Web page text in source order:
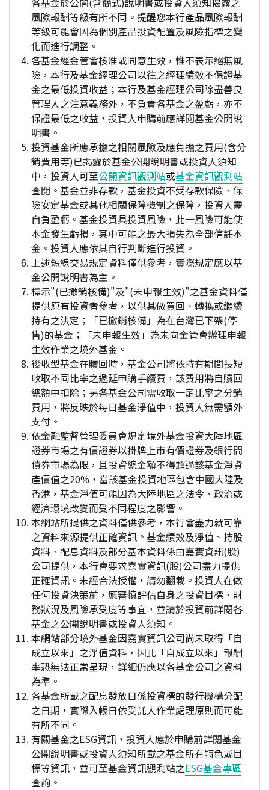
風險報酬等級有所不同。提醒您本行產品風險報酬
等級可能會因為個別產品投資配置及風險指標之變
化而進行調整。
各基金經金管會核准或同意生效，惟不表示絕無風
險，本行及基金經理公司以往之經理績效不保證基
金之最低投資收益；本行及基金經理公司除盡善良
管理人之注意義務外，不負責各基金之盈虧，亦不
保證最低之收益，投資人申購前應詳閱基金公開說
明書。
投資基金所應承擔之相關風險及應負擔之費用(含分
銷費用等)已揭露於基金公開說明書或投資人須知
中，投資人可至公開資訊觀測站或基金資訊觀測站
查閱。基金並非存款，基金投資不受存款保險、保
險安定基金或其他相關保障機制之保障，投資人需
自負盈虧。基金投資具投資風險，此一風險可能使
本金發生虧損，其中可能之最大損失為全部信託本
金。投資人應依其自行判斷進行投資。
上述短線交易規定資料僅供參考，實際規定應以基
金公開說明書為主。
標示"(已撤銷核備)"及"(未申報生效)"之基金資料僅
提供原有投資者參考，以供其做買回、轉換或繼續
持有之決定；「已撤銷核備」為在台灣已下架(停
售)的基金；「未申報生效」為未向金管會辦理申報
生效作業之境外基金。
後收型基金在贖回時，基金公司將依持有期間長短
收取不同比率之遞延申購手續費，該費用將自贖回
總額中扣除；另各基金公司需收取一定比率之分銷
費用，將反映於每日基金淨值中，投資人無需額外
支付。
依金融監督管理委員會規定境外基金投資大陸地區
證券市場之有價證券以掛牌上市有價證券及銀行間
債券市場為限，且投資總金額不得超過該基金淨資
產價值之20%，當該基金投資地區包含中國大陸及
香港，基金淨值可能因為大陸地區之法令、政治或
經濟環境改變而受不同程度之影響。
本網站所提供之資料僅供參考，本行會盡力就可靠
之資料來源提供正確資訊。基金績效及淨值、持股
資料、配息資料及部分基本資料係由嘉實資訊(股)
公司提供，本行會要求嘉實資訊(股)公司盡力提供
正確資訊。未經合法授權，請勿翻載。投資人在做
任何投資決策前，應審慎評估自身之投資目標、財
務狀況及風險承受度等事宜，並請於投資前詳閱各
基金之公開說明書或投資人須知。
本網站部分境外基金因嘉實資訊公司尚未取得「自
成立以來」之淨值資料，因此「自成立以來」報酬
率恐無法正常呈現，詳細仍應以各基金公司之資料
為準。
各基金所載之配息發放日係投資標的發行機構分配
之日期，實際入帳日依受託人作業處理原則而可能
有所不同。
有關基金之ESG資訊，投資人應於申購前詳閱基金
公開說明書或投資人須知所載之基金所有特色或目
標等資訊，並可至基金資訊觀測站之ESG基金專區
查詢。